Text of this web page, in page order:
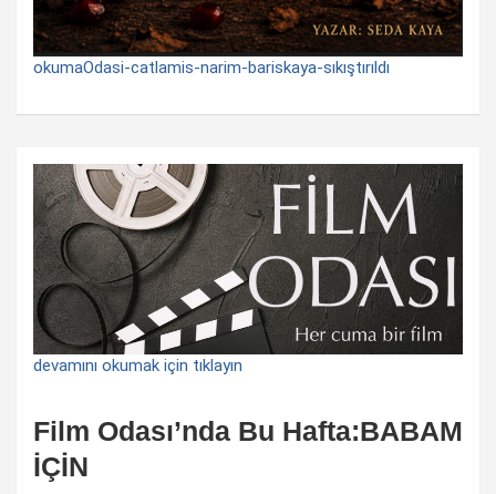
okumaOdasi-catlamis-narim-bariskaya-sıkıştırıldı
devamını okumak için tıklayın
Film Odası’nda Bu Hafta:BABAM
İÇİN